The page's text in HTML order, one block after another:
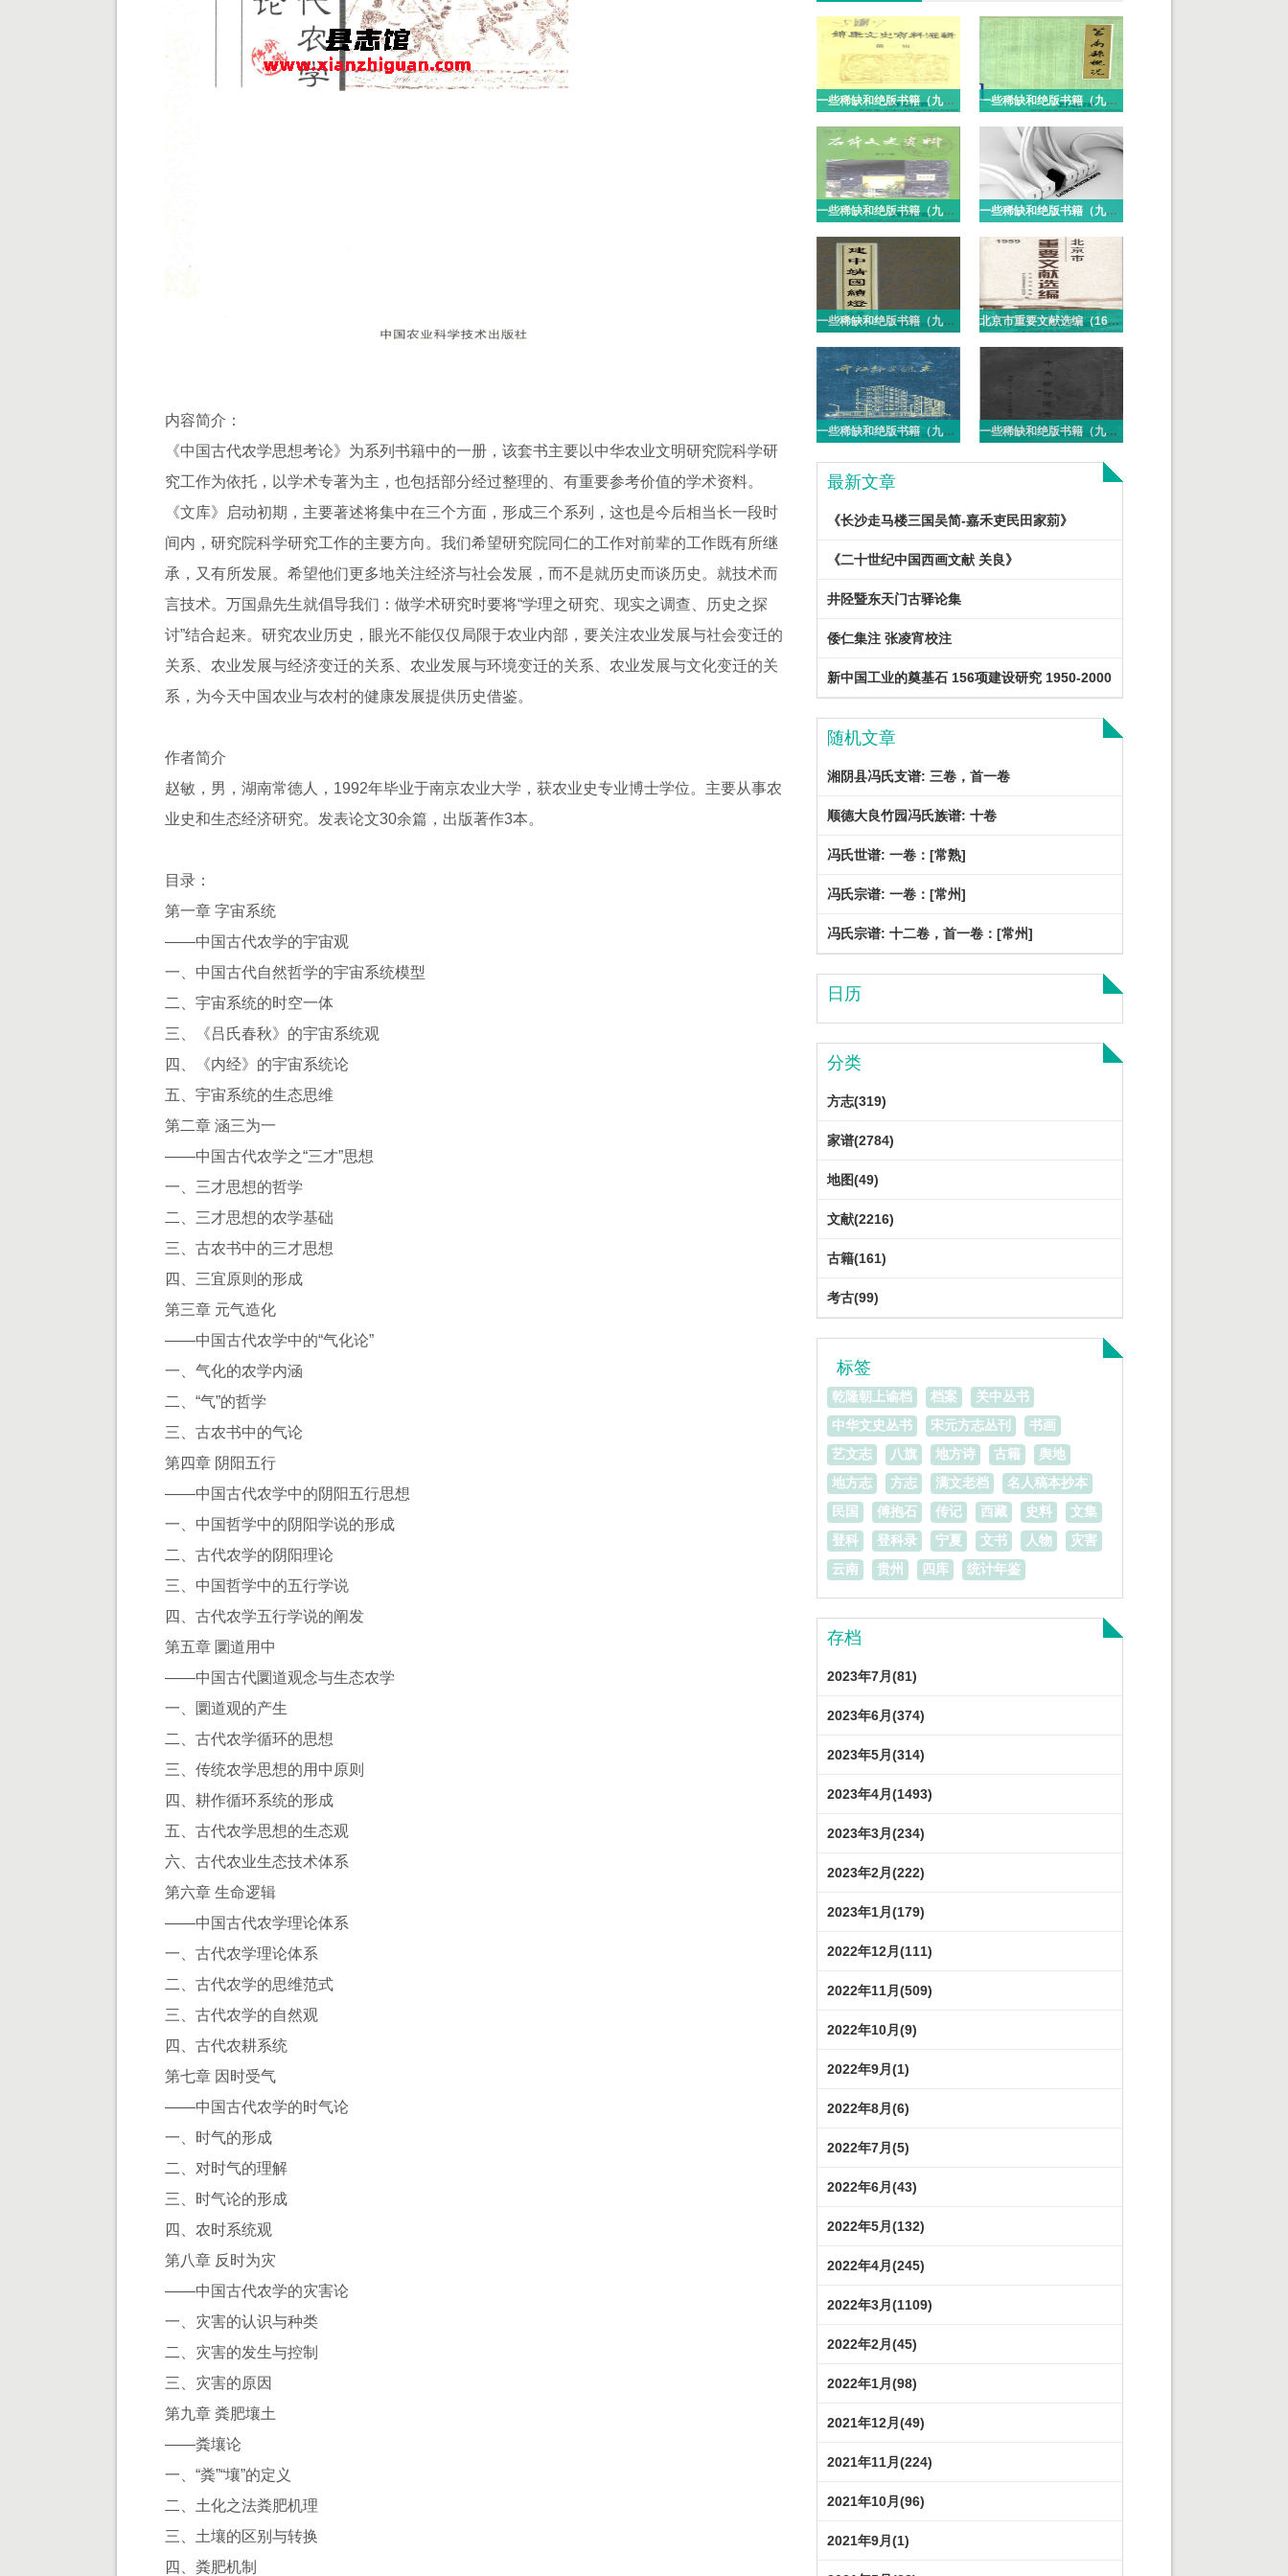
内容简介：
《中国古代农学思想考论》为系列书籍中的一册，该套书主要以中华农业文明研究院科学研
究工作为依托，以学术专著为主，也包括部分经过整理的、有重要参考价值的学术资料。
《文库》启动初期，主要著述将集中在三个方面，形成三个系列，这也是今后相当长一段时
间内，研究院科学研究工作的主要方向。我们希望研究院同仁的工作对前辈的工作既有所继
承，又有所发展。希望他们更多地关注经济与社会发展，而不是就历史而谈历史。就技术而
言技术。万国鼎先生就倡导我们：做学术研究时要将“学理之研究、现实之调查、历史之探
讨”结合起来。研究农业历史，眼光不能仅仅局限于农业内部，要关注农业发展与社会变迁的
关系、农业发展与经济变迁的关系、农业发展与环境变迁的关系、农业发展与文化变迁的关
系，为今天中国农业与农村的健康发展提供历史借鉴。
作者简介
赵敏，男，湖南常德人，1992年毕业于南京农业大学，获农业史专业博士学位。主要从事农
业史和生态经济研究。发表论文30余篇，出版著作3本。
目录：
第一章 字宙系统
——中国古代农学的宇宙观
一、中国古代自然哲学的宇宙系统模型
二、宇宙系统的时空一体
三、《吕氏春秋》的宇宙系统观
四、《内经》的宇宙系统论
五、宇宙系统的生态思维
第二章 涵三为一
——中国古代农学之“三才”思想
一、三才思想的哲学
二、三才思想的农学基础
三、古农书中的三才思想
四、三宜原则的形成
第三章 元气造化
——中国古代农学中的“气化论”
一、气化的农学内涵
二、“气”的哲学
三、古农书中的气论
第四章 阴阳五行
——中国古代农学中的阴阳五行思想
一、中国哲学中的阴阳学说的形成
二、古代农学的阴阳理论
三、中国哲学中的五行学说
四、古代农学五行学说的阐发
第五章 圜道用中
——中国古代圜道观念与生态农学
一、圜道观的产生
二、古代农学循环的思想
三、传统农学思想的用中原则
四、耕作循环系统的形成
五、古代农学思想的生态观
六、古代农业生态技术体系
第六章 生命逻辑
——中国古代农学理论体系
一、古代农学理论体系
二、古代农学的思维范式
三、古代农学的自然观
四、古代农耕系统
第七章 因时受气
——中国古代农学的时气论
一、时气的形成
二、对时气的理解
三、时气论的形成
四、农时系统观
第八章 反时为灾
——中国古代农学的灾害论
一、灾害的认识与种类
二、灾害的发生与控制
三、灾害的原因
第九章 粪肥壤土
——粪壤论
一、“粪”“壤”的定义
二、土化之法粪肥机理
三、土壤的区别与转换
四、粪肥机制
一些稀缺和绝版书籍（九十七）PDF电子版 一些稀缺和绝版书籍（九十六）PDF电子版
一些稀缺和绝版书籍（九十五）PDF电子版 一些稀缺和绝版书籍（九十四）PDF电子版
一些稀缺和绝版书籍（九十三）PDF电子版 北京市重要文献选编（16册）PDF电子版
一些稀缺和绝版书籍（九十一）PDF电子版 一些稀缺和绝版书籍（九十）PDF电子版
最新文章
《长沙走马楼三国吴简-嘉禾吏民田家莂》
《二十世纪中国西画文献 关良》
井陉暨东天门古驿论集
倭仁集注 张凌宵校注
新中国工业的奠基石 156项建设研究 1950-2000
随机文章
湘阴县冯氏支谱: 三卷，首一卷
顺德大良竹园冯氏族谱: 十卷
冯氏世谱: 一卷：[常熟]
冯氏宗谱: 一卷：[常州]
冯氏宗谱: 十二卷，首一卷：[常州]
日历
分类
方志(319)
家谱(2784)
地图(49)
文献(2216)
古籍(161)
考古(99)
标签
乾隆朝上谕档 档案
关中丛书
中华文史丛书
宋元方志丛刊
书画
艺文志
八旗 地方诗 古籍
舆地
地方志
方志 满文老档
名人稿本抄本
民国
傅抱石 传记 西藏 史料
文集
登科
登科录 宁夏 文书 人物
灾害
云南
贵州 四库 统计年鉴
存档
2023年7月(81)
2023年6月(374)
2023年5月(314)
2023年4月(1493)
2023年3月(234)
2023年2月(222)
2023年1月(179)
2022年12月(111)
2022年11月(509)
2022年10月(9)
2022年9月(1)
2022年8月(6)
2022年7月(5)
2022年6月(43)
2022年5月(132)
2022年4月(245)
2022年3月(1109)
2022年2月(45)
2022年1月(98)
2021年12月(49)
2021年11月(224)
2021年10月(96)
2021年9月(1)